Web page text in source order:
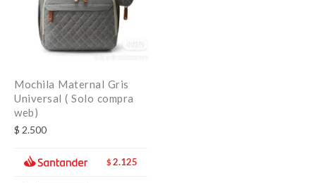
Mochila Maternal Gris
Universal ( Solo compra
web)
$ 2.500
$ 2.125